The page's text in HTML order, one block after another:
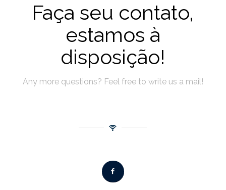
Faça seu contato,
estamos à
disposição!
Any more questions? Feel free to write us a mail!